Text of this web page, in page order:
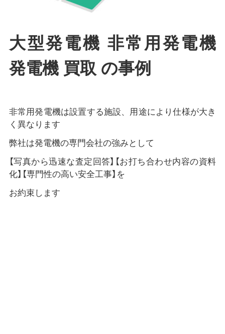
大型発電機 非常用発電機
発電機 買取 の事例
非常用発電機は設置する施設、用途により仕様が大き
く異なります
弊社は発電機の専門会社の強みとして
【写真から迅速な査定回答】【お打ち合わせ内容の資料
化】【専門性の高い安全工事】を
お約束します